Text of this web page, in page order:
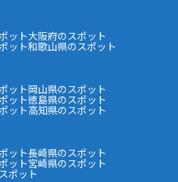
ット大阪府のスポット
ット和歌山県のスポット
ット岡山県のスポット
ット徳島県のスポット
ット高知県のスポット
ット長崎県のスポット
ット宮崎県のスポット
ポット